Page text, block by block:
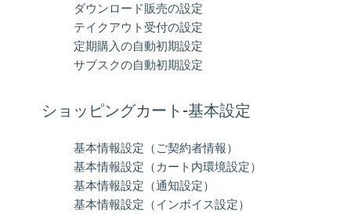
ダウンロード販売の設定
テイクアウト受付の設定
定期購入の自動初期設定
サブスクの自動初期設定
ショッピングカート-基本設定
基本情報設定（ご契約者情報）
基本情報設定（カート内環境設定）
基本情報設定（通知設定）
基本情報設定（インボイス設定）